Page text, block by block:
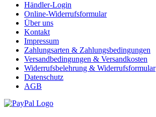
Händler-Login
Online-Widerrufsformular
Über uns
Kontakt
Impressum
Zahlungsarten & Zahlungsbedingungen
Versandbedingungen & Versandkosten
Widerrufsbelehrung & Widerrufsformular
Datenschutz
AGB